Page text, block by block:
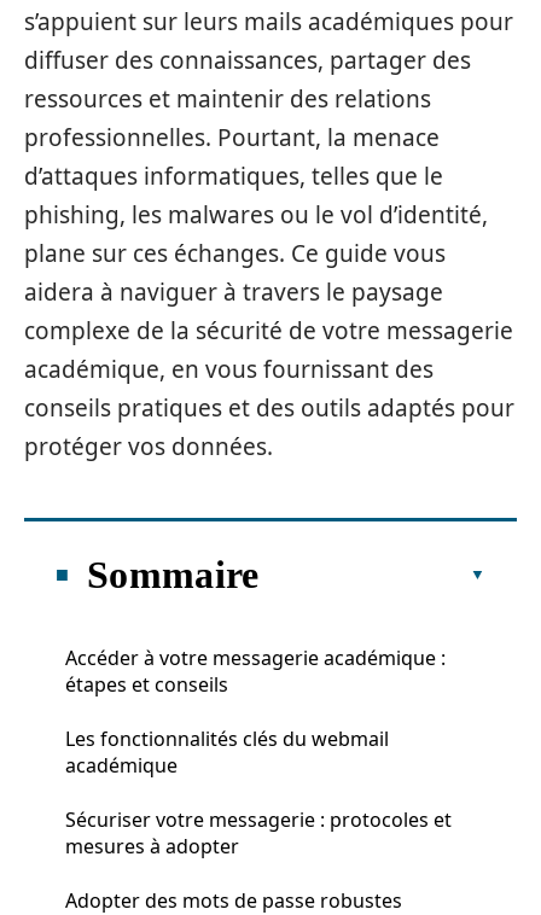
s’appuient sur leurs mails académiques pour
diffuser des connaissances, partager des
ressources et maintenir des relations
professionnelles. Pourtant, la menace
d’attaques informatiques, telles que le
phishing, les malwares ou le vol d’identité,
plane sur ces échanges. Ce guide vous
aidera à naviguer à travers le paysage
complexe de la sécurité de votre messagerie
académique, en vous fournissant des
conseils pratiques et des outils adaptés pour
protéger vos données.
Sommaire
Accéder à votre messagerie académique :
étapes et conseils
Les fonctionnalités clés du webmail
académique
Sécuriser votre messagerie : protocoles et
mesures à adopter
Adopter des mots de passe robustes